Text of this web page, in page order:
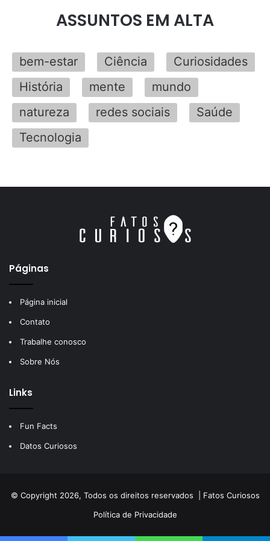
ASSUNTOS EM ALTA
bem-estar Ciência
Curiosidades
História
mente
mundo
natureza
redes sociais
Saúde
Tecnologia
Páginas
Página inicial
Contato
Trabalhe conosco
Sobre Nós
Links
Fun Facts
Datos Curiosos
© Copyright 2026, Todos os direitos reservados | Fatos Curiosos
Política de Privacidade